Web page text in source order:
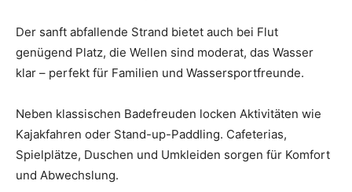
Der sanft abfallende Strand bietet auch bei Flut
genügend Platz, die Wellen sind moderat, das Wasser
klar – perfekt für Familien und Wassersportfreunde.
Neben klassischen Badefreuden locken Aktivitäten wie
Kajakfahren oder Stand-up-Paddling. Cafeterias,
Spielplätze, Duschen und Umkleiden sorgen für Komfort
und Abwechslung.